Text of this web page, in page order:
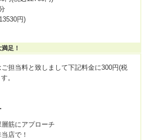
円)
足！
担当料と致しまして下記料金に300円(税
。
筋にアプローチ
店で！